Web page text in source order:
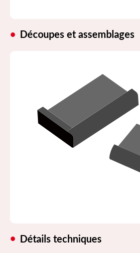
Découpes et assemblages
Détails techniques